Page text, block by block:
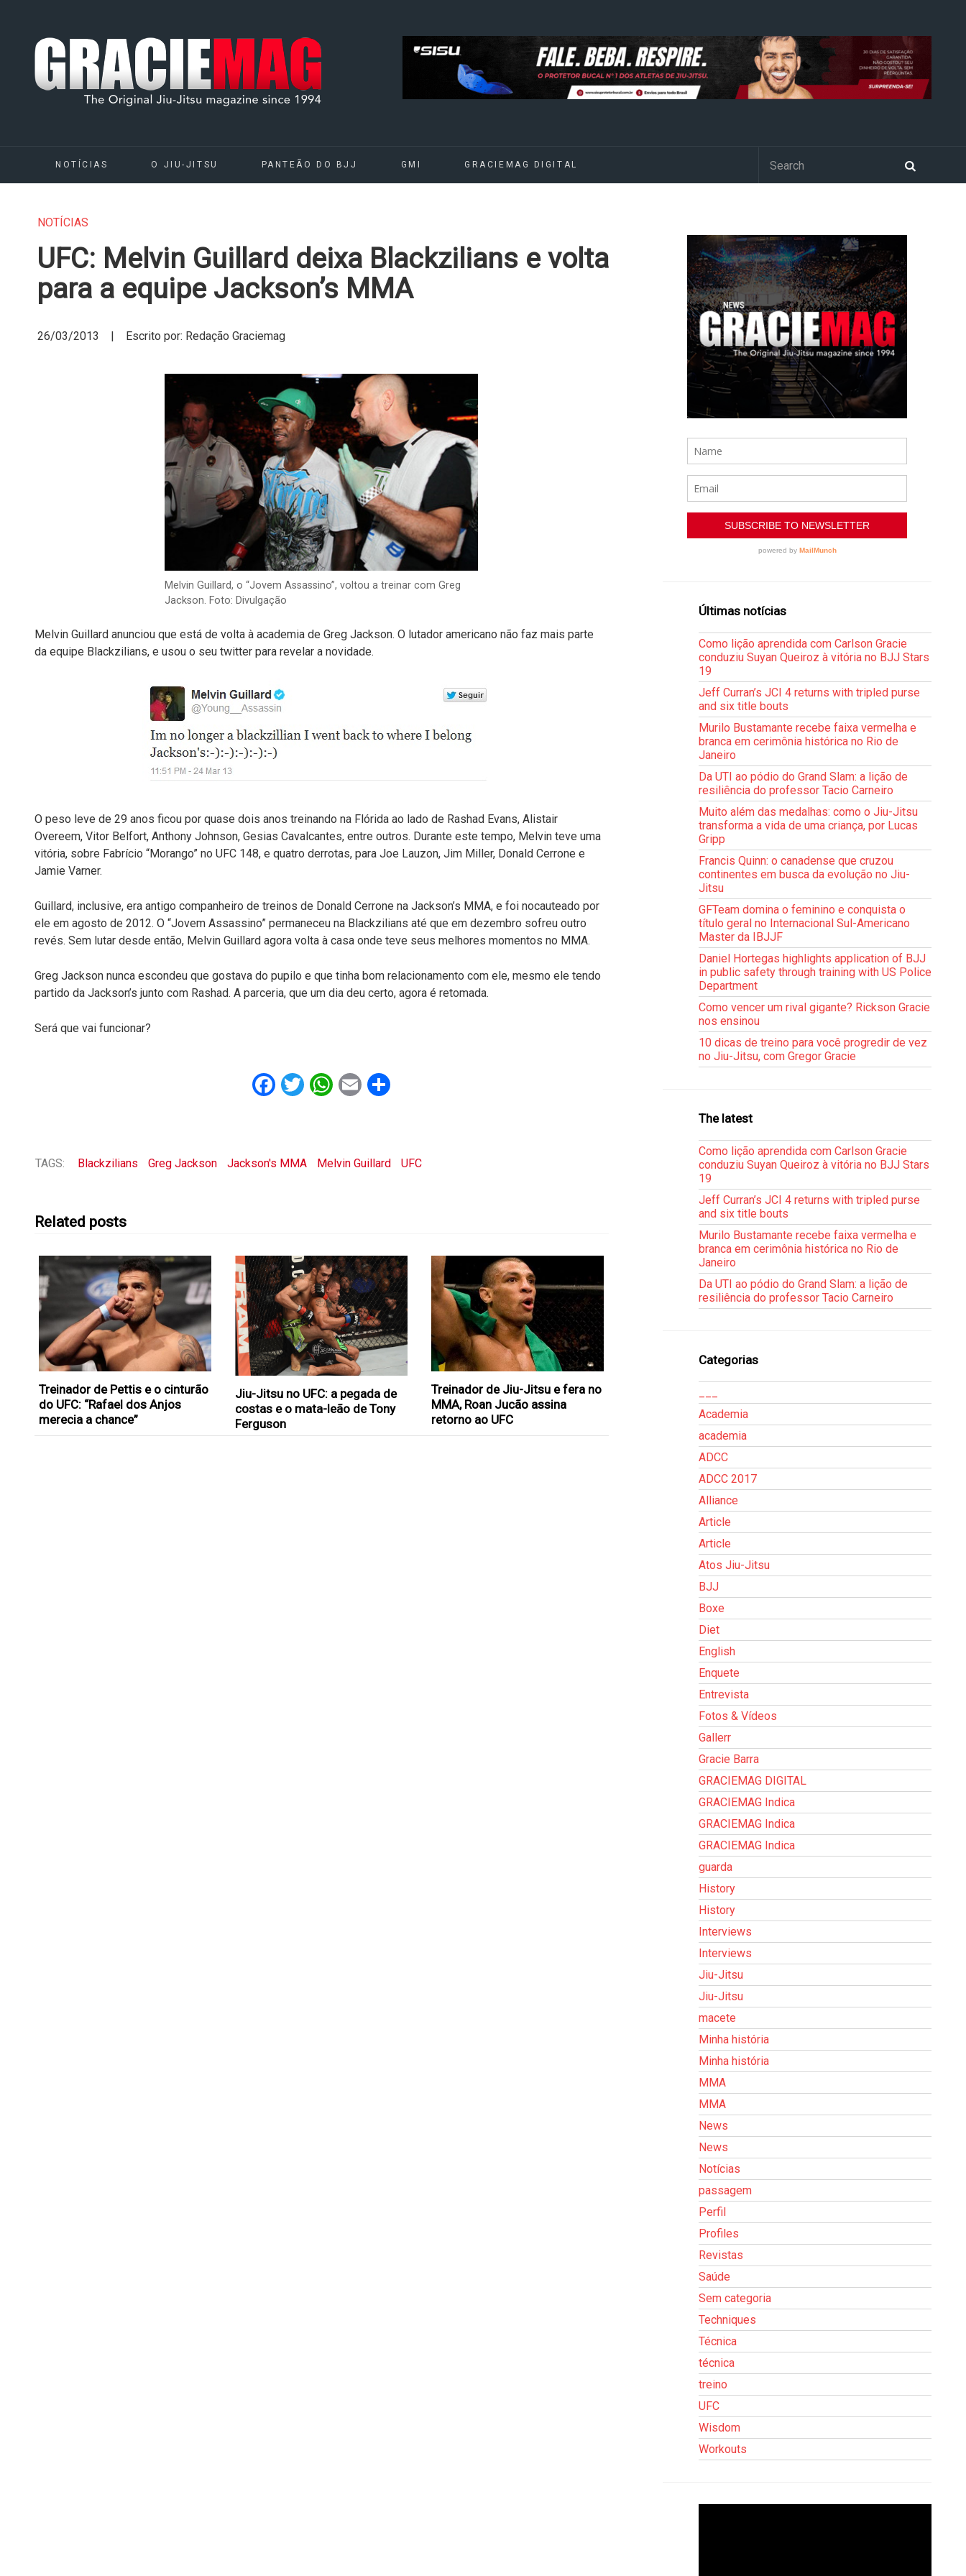
NOTÍCIAS O JIU-JITSU PANTEÃO DO BJJ GMI GRACIEMAG DIGITAL
NOTÍCIAS
UFC: Melvin Guillard deixa Blackzilians e volta
para a equipe Jackson’s MMA
26/03/2013 | Escrito por: Redação Graciemag
Melvin Guillard, o “Jovem Assassino”, voltou a treinar com Greg
Jackson. Foto: Divulgação
Melvin Guillard anunciou que está de volta à academia de Greg Jackson. O lutador americano não faz mais parte
da equipe Blackzilians, e usou o seu twitter para revelar a novidade.
O peso leve de 29 anos ficou por quase dois anos treinando na Flórida ao lado de Rashad Evans, Alistair
Overeem, Vitor Belfort, Anthony Johnson, Gesias Cavalcantes, entre outros. Durante este tempo, Melvin teve uma
vitória, sobre Fabrício “Morango” no UFC 148, e quatro derrotas, para Joe Lauzon, Jim Miller, Donald Cerrone e
Jamie Varner.
Guillard, inclusive, era antigo companheiro de treinos de Donald Cerrone na Jackson’s MMA, e foi nocauteado por
ele em agosto de 2012. O “Jovem Assassino” permaneceu na Blackzilians até que em dezembro sofreu outro
revés. Sem lutar desde então, Melvin Guillard agora volta à casa onde teve seus melhores momentos no MMA.
Greg Jackson nunca escondeu que gostava do pupilo e que tinha bom relacionamento com ele, mesmo ele tendo
partido da Jackson’s junto com Rashad. A parceria, que um dia deu certo, agora é retomada.
Será que vai funcionar?
Facebook
Twitter
WhatsApp
Email
TAGS: Blackzilians Greg Jackson Jackson's MMA Melvin Guillard UFC
Related posts
Treinador de Pettis e o cinturão
do UFC: “Rafael dos Anjos
merecia a chance”
Jiu-Jitsu no UFC: a pegada de
costas e o mata-leão de Tony
Ferguson
Treinador de Jiu-Jitsu e fera no
MMA, Roan Jucão assina
retorno ao UFC
Últimas notícias
Como lição aprendida com Carlson Gracie
conduziu Suyan Queiroz à vitória no BJJ Stars
19
Jeff Curran’s JCI 4 returns with tripled purse
and six title bouts
Murilo Bustamante recebe faixa vermelha e
branca em cerimônia histórica no Rio de
Janeiro
Da UTI ao pódio do Grand Slam: a lição de
resiliência do professor Tacio Carneiro
Muito além das medalhas: como o Jiu-Jitsu
transforma a vida de uma criança, por Lucas
Gripp
Francis Quinn: o canadense que cruzou
continentes em busca da evolução no Jiu-
Jitsu
GFTeam domina o feminino e conquista o
título geral no Internacional Sul-Americano
Master da IBJJF
Daniel Hortegas highlights application of BJJ
in public safety through training with US Police
Department
Como vencer um rival gigante? Rickson Gracie
nos ensinou
10 dicas de treino para você progredir de vez
no Jiu-Jitsu, com Gregor Gracie
The latest
Como lição aprendida com Carlson Gracie
conduziu Suyan Queiroz à vitória no BJJ Stars
19
Jeff Curran’s JCI 4 returns with tripled purse
and six title bouts
Murilo Bustamante recebe faixa vermelha e
branca em cerimônia histórica no Rio de
Janeiro
Da UTI ao pódio do Grand Slam: a lição de
resiliência do professor Tacio Carneiro
Categorias
Academia
academia
ADCC
ADCC 2017
Alliance
Article
Article
Atos Jiu-Jitsu
BJJ
Boxe
Diet
English
Enquete
Entrevista
Fotos & Vídeos
Gallerr
Gracie Barra
GRACIEMAG DIGITAL
GRACIEMAG Indica
GRACIEMAG Indica
GRACIEMAG Indica
guarda
History
History
Interviews
Interviews
Jiu-Jitsu
Jiu-Jitsu
macete
Minha história
Minha história
MMA
MMA
News
News
Notícias
passagem
Perfil
Profiles
Revistas
Saúde
Sem categoria
Techniques
Técnica
técnica
treino
UFC
Wisdom
Workouts